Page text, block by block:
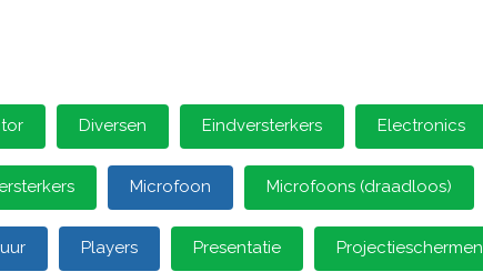
Diversen Eindversterkers Electronics
Microfoon Microfoons (draadloos)
Players Presentatie Projectieschermen